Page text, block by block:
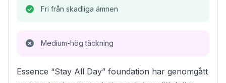
Fri från skadliga ämnen
Medium-hög täckning
Essence “Stay All Day” foundation har genomgått